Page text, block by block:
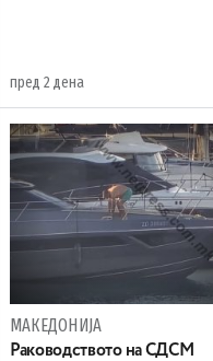
пред 2 дена
МАКЕДОНИЈА
Раководството на СДСМ